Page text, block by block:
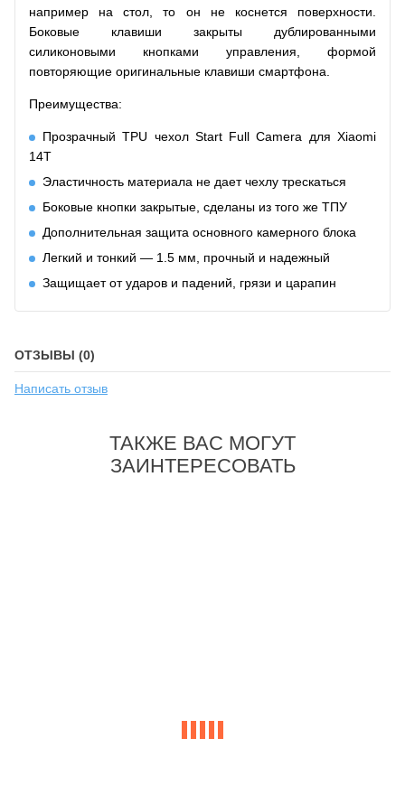
например на стол, то он не коснется поверхности.
Боковые клавиши закрыты дублированными
силиконовыми кнопками управления, формой
повторяющие оригинальные клавиши смартфона.
Преимущества:
Прозрачный TPU чехол Start Full Camera для Xiaomi
14T
Эластичность материала не дает чехлу трескаться
Боковые кнопки закрытые, сделаны из того же ТПУ
Дополнительная защита основного камерного блока
Легкий и тонкий — 1.5 мм, прочный и надежный
Защищает от ударов и падений, грязи и царапин
ОТЗЫВЫ (0)
Написать отзыв
ТАКЖЕ ВАС МОГУТ
ЗАИНТЕРЕСОВАТЬ